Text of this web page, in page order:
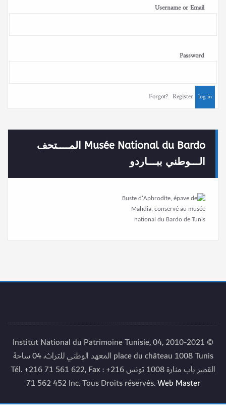
Username or Email
Password
Forgot? Register
Musée National du Bardo المــــتحف
الـــوطني ببـــاردو
© 2010-2021 Institut National du Patrimoine Tunisie, 04,
place du château 1008 Tunis المعهد الوطني للتراث، 04 ساحة
القصر باب منارة 1008 تونس Tél. +216 71 561 622, Fax : +216
71 562 452 Inc. Tous Droits réservés.Web Master